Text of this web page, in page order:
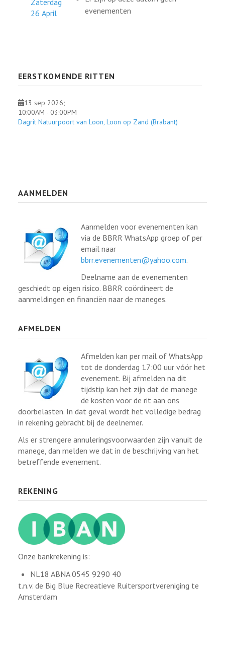
Zaterdag
26 April
evenementen
EERSTKOMENDE RITTEN
13 sep 2026;
10:00AM -03:00PM
Dagrit Natuurpoort van Loon, Loon op Zand (Brabant)
AANMELDEN
Aanmelden voor evenementen kan
via de BBRR WhatsApp groep of per
email naar
bbrr.evenementen@yahoo.com.
Deelname aan de evenementen
geschiedt op eigen risico. BBRR coördineert de
aanmeldingen en financiën naar de maneges.
AFMELDEN
Afmelden kan per mail of WhatsApp
tot de donderdag 17:00 uur vóór het
evenement. Bij afmelden na dit
tijdstip kan het zijn dat de manege
de kosten voor de rit aan ons
doorbelasten. In dat geval wordt het volledige bedrag
in rekening gebracht bij de deelnemer.
Als er strengere annuleringsvoorwaarden zijn vanuit de
manege, dan melden we dat in de beschrijving van het
betreffende evenement.
REKENING
Onze bankrekening is:
NL18 ABNA 0545 9290 40
t.n.v. de Big Blue Recreatieve Ruitersportvereniging te
Amsterdam